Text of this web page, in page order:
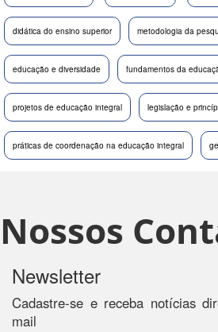
didática do ensino superior metodologia da
educação e diversidade fundamentos da
projetos de educação integral legislação e
práticas de coordenação na educação integral
Nossos
Newsletter
Cadastre-se e receba notícias
mail